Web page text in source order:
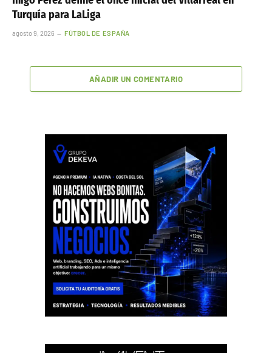
Turquía para LaLiga
agosto 9, 2026 FÚTBOL DE ESPAÑA
AÑADIR UN COMENTARIO